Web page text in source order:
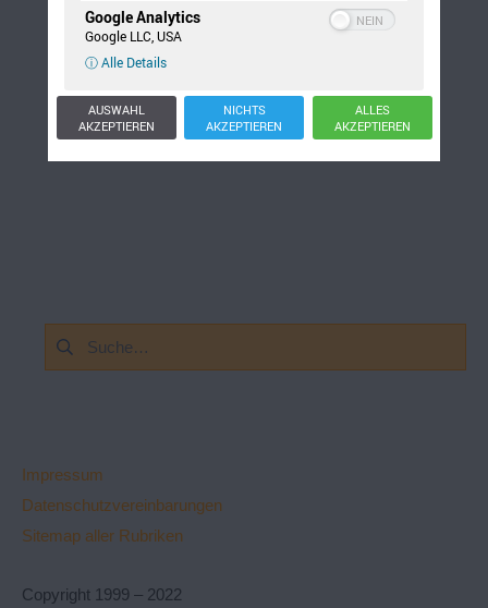
Suchen
nach:
Impressum
Datenschutzvereinbarungen
Sitemap aller Rubriken
Copyright 1999 – 2022
Google Analytics
Google LLC, USA
ⓘ Alle Details
AUSWAHL
AKZEPTIEREN
NICHTS
AKZEPTIEREN
ALLES
AKZEPTIEREN